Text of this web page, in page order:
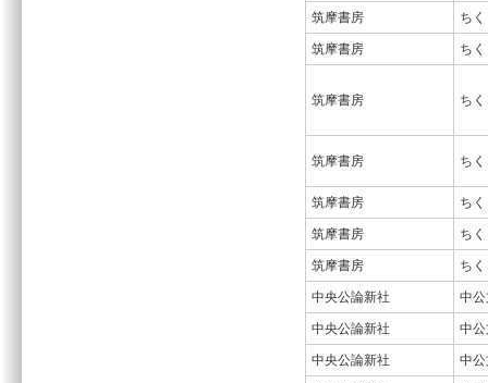
筑摩書房 ち
筑摩書房 ち
筑摩書房 ち
筑摩書房 ち
筑摩書房 ち
筑摩書房 ち
筑摩書房 ち
中央公論新社 中
中央公論新社 中
中央公論新社 中